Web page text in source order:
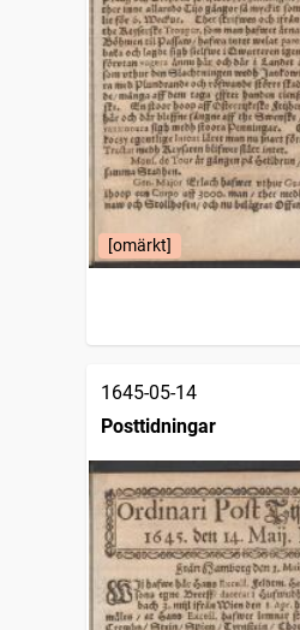
[omärkt]
1645-05-14
Posttidningar